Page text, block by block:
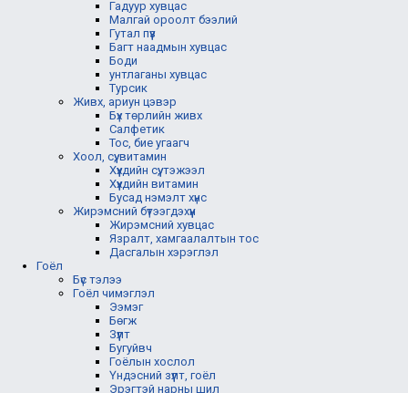
Гадуур хувцас
Малгай ороолт бээлий
Гутал пүүз
Багт наадмын хувцас
Боди
унтлаганы хувцас
Турсик
Живх, ариун цэвэр
Бүх төрлийн живх
Салфетик
Тос, бие угаагч
Хоол, сүү, витамин
Хүүхдийн сүү, тэжээл
Хүүхдийн витамин
Бусад нэмэлт хүнс
Жирэмсний бүтээгдэхүүн
Жирэмсний хувцас
Язралт, хамгаалалтын тос
Дасгалын хэрэглэл
Гоёл
Бүс тэлээ
Гоёл чимэглэл
Ээмэг
Бөгж
Зүүлт
Бугуйвч
Гоёлын хослол
Үндэсний зүүлт, гоёл
Эрэгтэй нарны шил